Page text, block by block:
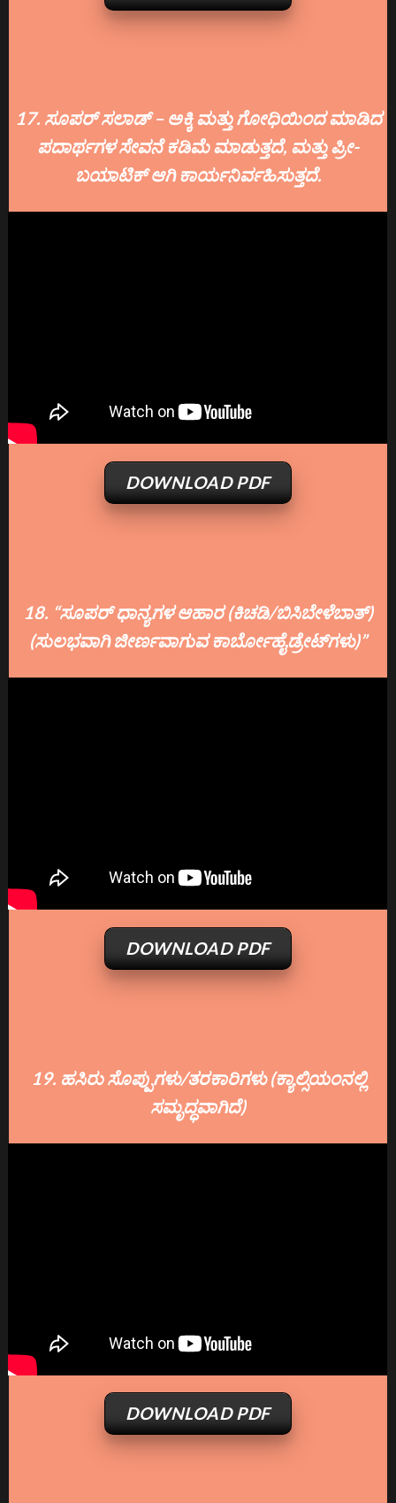
17. ಸೂಪರ್ ಸಲಾಡ್ – ಅಕ್ಕಿ ಮತ್ತು ಗೋಧಿಯಿಂದ ಮಾಡಿದ
ಪದಾರ್ಥಗಳ ಸೇವನೆ ಕಡಿಮೆ ಮಾಡುತ್ತದೆ, ಮತ್ತು ಪ್ರೀ-
ಬಯಾಟಿಕ್ ಆಗಿ ಕಾರ್ಯನಿರ್ವಹಿಸುತ್ತದೆ.
DOWNLOAD PDF
18. “ಸೂಪರ್ ಧಾನ್ಯಗಳ ಆಹಾರ (ಕಿಚಡಿ/ಬಿಸಿಬೇಳೆಬಾತ್)
(ಸುಲಭವಾಗಿ ಜೀರ್ಣವಾಗುವ ಕಾರ್ಬೋಹೈಡ್ರೇಟ್‌ಗಳು)”
DOWNLOAD PDF
19. ಹಸಿರು ಸೊಪ್ಪುಗಳು/ತರಕಾರಿಗಳು (ಕ್ಯಾಲ್ಸಿಯಂನಲ್ಲಿ
ಸಮೃದ್ಧವಾಗಿದೆ)
DOWNLOAD PDF